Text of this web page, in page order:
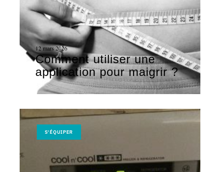
12 mars 2026
Comment utiliser une
application pour maigrir ?
S'ÉQUIPER